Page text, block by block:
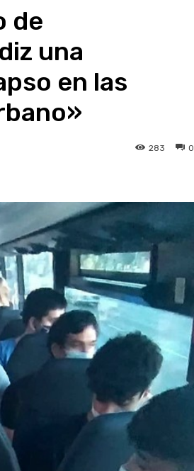
de
una
en las
0
283